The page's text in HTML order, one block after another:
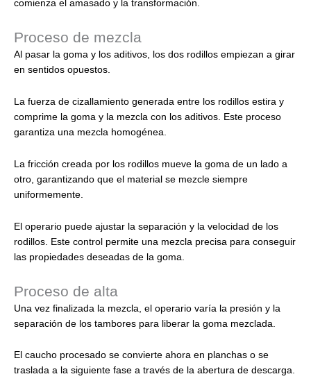
comienza el amasado y la transformación.
Proceso de mezcla
Al pasar la goma y los aditivos, los dos rodillos empiezan a girar
en sentidos opuestos.
La fuerza de cizallamiento generada entre los rodillos estira y
comprime la goma y la mezcla con los aditivos. Este proceso
garantiza una mezcla homogénea.
La fricción creada por los rodillos mueve la goma de un lado a
otro, garantizando que el material se mezcle siempre
uniformemente.
El operario puede ajustar la separación y la velocidad de los
rodillos. Este control permite una mezcla precisa para conseguir
las propiedades deseadas de la goma.
Proceso de alta
Una vez finalizada la mezcla, el operario varía la presión y la
separación de los tambores para liberar la goma mezclada.
El caucho procesado se convierte ahora en planchas o se
traslada a la siguiente fase a través de la abertura de descarga.